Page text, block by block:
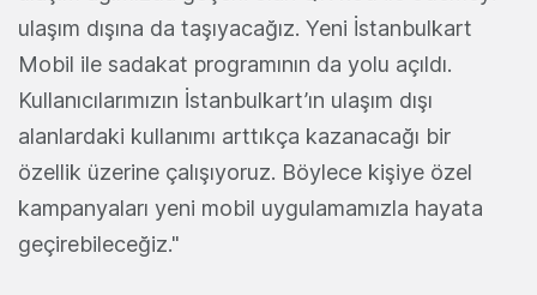
ulaşım dışına da taşıyacağız. Yeni İstanbulkart
Mobil ile sadakat programının da yolu açıldı.
Kullanıcılarımızın İstanbulkart’ın ulaşım dışı
alanlardaki kullanımı arttıkça kazanacağı bir
özellik üzerine çalışıyoruz. Böylece kişiye özel
kampanyaları yeni mobil uygulamamızla hayata
geçirebileceğiz."